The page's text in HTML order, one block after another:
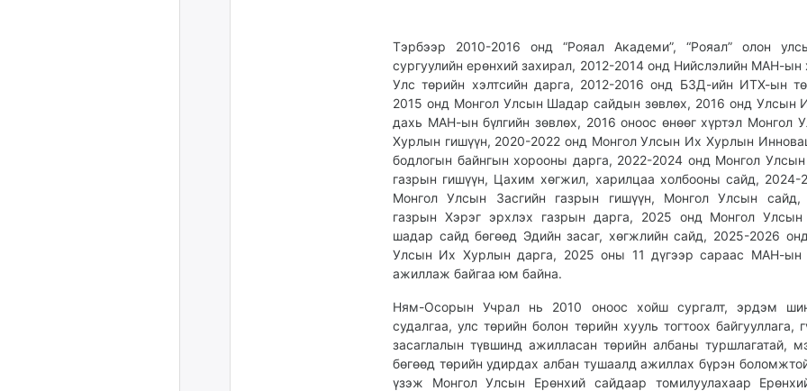
Тэрбээр 2010-2016 онд “Рояал Академи”, “Рояал” олон
сургуулийн ерөнхий захирал, 2012-2014 онд Нийслэлийн МАН-ын
Улс төрийн хэлтсийн дарга, 2012-2016 онд БЗД-ийн ИТХ-ын
2015 онд Монгол Улсын Шадар сайдын зөвлөх, 2016 онд Улсын
дахь МАН-ын бүлгийн зөвлөх, 2016 оноос өнөөг хүртэл Монгол
Хурлын гишүүн, 2020-2022 онд Монгол Улсын Их Хурлын
бодлогын байнгын хорооны дарга, 2022-2024 онд Монгол Улсын
газрын гишүүн, Цахим хөгжил, харилцаа холбооны сайд, 2024-
Монгол Улсын Засгийн газрын гишүүн, Монгол Улсын сайд,
газрын Хэрэг эрхлэх газрын дарга, 2025 онд Монгол Улсын
шадар сайд бөгөөд Эдийн засаг, хөгжлийн сайд, 2025-2026
Улсын Их Хурлын дарга, 2025 оны 11 дүгээр сараас МАН-ын
ажиллаж байгаа юм байна.
Ням-Осорын Учрал нь 2010 оноос хойш сургалт, эрдэм
судалгаа, улс төрийн болон төрийн хууль тогтоох байгууллага,
засаглалын түвшинд ажилласан төрийн албаны туршлагатай,
бөгөөд төрийн удирдах албан тушаалд ажиллах бүрэн
үзэж Монгол Улсын Ерөнхий сайдаар томилуулахаар